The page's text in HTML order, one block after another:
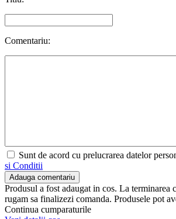
Comentariu:
Sunt de acord cu prelucrarea datelor
si Conditii
Adauga comentariu
Produsul a fost adaugat in cos. La terminarea
rugam sa finalizezi comanda. Produsele pot
Continua cumparaturile